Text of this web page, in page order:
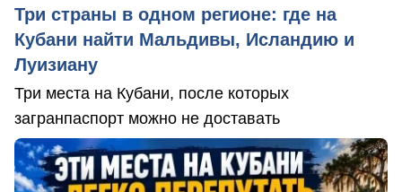
Три страны в одном регионе: где на
Кубани найти Мальдивы, Исландию и
Луизиану
Три места на Кубани, после которых
загранпаспорт можно не доставать